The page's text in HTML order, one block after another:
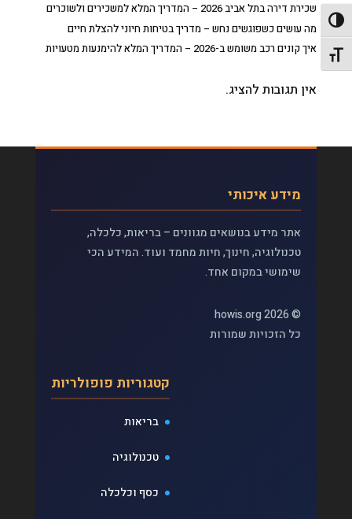
הפעל/כבה ניגודיות גבוהה
מתג גודל גופן
שכירת דירה בתל אביב 2026 – המדריך המלא למשכירים ולשוכרים
מה עושים כשפוגשים נחש – מדריך בטיחות חיוני להצלת חיים
איך קונים רכב משומש ב-2026 – המדריך המלא להימנעות מטעויות
אין תגובות להציג.
מידע איכותי
אתר מידע בנושאים מגוונים – בריאות, כלכלה,
טכנולוגיה, חינוך, חיות מחמד ועוד. המידע הכי
שימושי במקום אחד.
© 2026 howis.org
כל הזכויות שמורות
קטגוריות פופולריות
בריאות
טכנולוגיה
כסף וכלכלה